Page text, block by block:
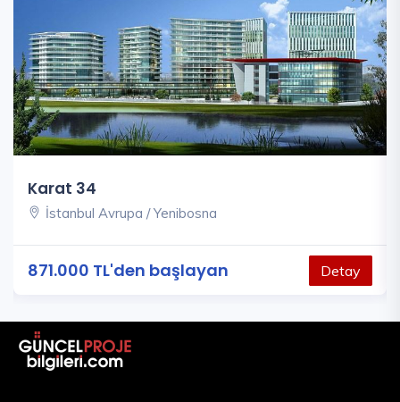
Karat 34
İstanbul Avrupa / Yenibosna
871.000 TL'den başlayan Detay